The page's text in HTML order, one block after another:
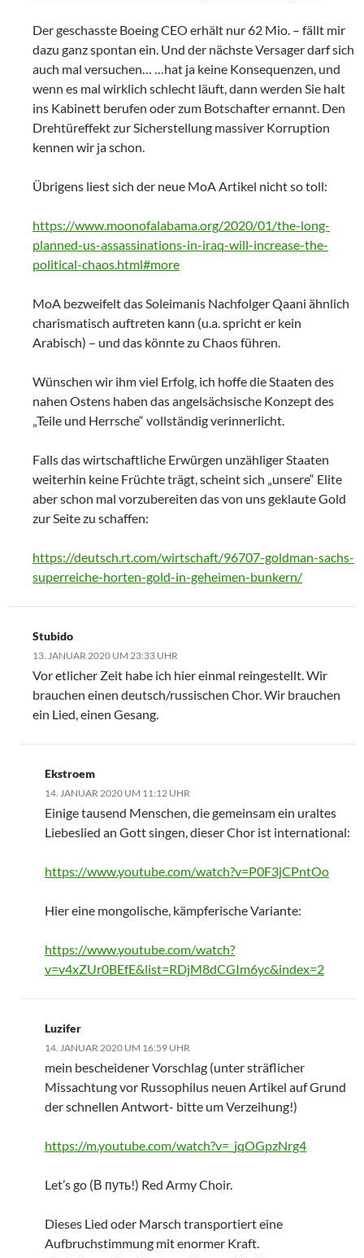
Der geschasste Boeing CEO erhält nur 62 Mio. – fällt mir
dazu ganz spontan ein. Und der nächste Versager darf sich
auch mal versuchen… …hat ja keine Konsequenzen, und
wenn es mal wirklich schlecht läuft, dann werden Sie halt
ins Kabinett berufen oder zum Botschafter ernannt. Den
Drehtüreffekt zur Sicherstellung massiver Korruption
kennen wir ja schon.
Übrigens liest sich der neue MoA Artikel nicht so toll:
https://www.moonofalabama.org/2020/01/the-long-
planned-us-assassinations-in-iraq-will-increase-the-
political-chaos.html#more
MoA bezweifelt das Soleimanis Nachfolger Qaani ähnlich
charismatisch auftreten kann (u.a. spricht er kein
Arabisch) – und das könnte zu Chaos führen.
Wünschen wir ihm viel Erfolg, ich hoffe die Staaten des
nahen Ostens haben das angelsächsische Konzept des
„Teile und Herrsche“ vollständig verinnerlicht.
Falls das wirtschaftliche Erwürgen unzähliger Staaten
weiterhin keine Früchte trägt, scheint sich „unsere“ Elite
aber schon mal vorzubereiten das von uns geklaute Gold
zur Seite zu schaffen:
https://deutsch.rt.com/wirtschaft/96707-goldman-sachs-
superreiche-horten-gold-in-geheimen-bunkern/
Stubido
13. JANUAR 2020 UM 23:33 UHR
Vor etlicher Zeit habe ich hier einmal reingestellt. Wir
brauchen einen deutsch/russischen Chor. Wir brauchen
ein Lied, einen Gesang.
Ekstroem
14. JANUAR 2020 UM 11:12 UHR
Einige tausend Menschen, die gemeinsam ein uraltes
Liebeslied an Gott singen, dieser Chor ist international:
https://www.youtube.com/watch?v=P0F3jCPntOo
Hier eine mongolische, kämpferische Variante:
https://www.youtube.com/watch?
v=v4xZUr0BEfE&list=RDjM8dCGIm6yc&index=2
Luzifer
14. JANUAR 2020 UM 16:59 UHR
mein bescheidener Vorschlag (unter sträflicher
Missachtung vor Russophilus neuen Artikel auf Grund
der schnellen Antwort- bitte um Verzeihung!)
https://m.youtube.com/watch?v=_jqOGpzNrg4
Let’s go (В путь!) Red Army Choir.
Dieses Lied oder Marsch transportiert eine
Aufbruchstimmung mit enormer Kraft.